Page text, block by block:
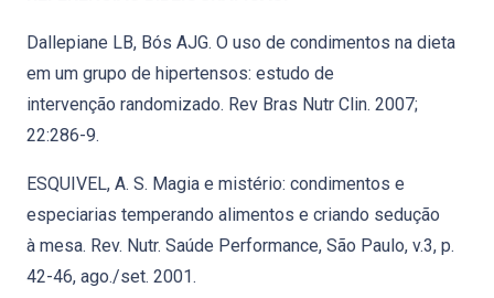
Dallepiane LB, Bós AJG. O uso de condimentos na dieta
em um grupo de hipertensos: estudo de
intervenção randomizado. Rev Bras Nutr Clin. 2007;
22:286-9.
ESQUIVEL, A. S. Magia e mistério: condimentos e
especiarias temperando alimentos e criando sedução
à mesa. Rev. Nutr. Saúde Performance, São Paulo, v.3, p.
42-46, ago./set. 2001.